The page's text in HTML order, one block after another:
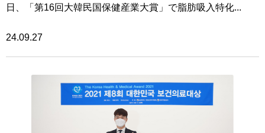
日、「第16回大韓民国保健産業大賞」で脂肪吸入特化...
24.09.27